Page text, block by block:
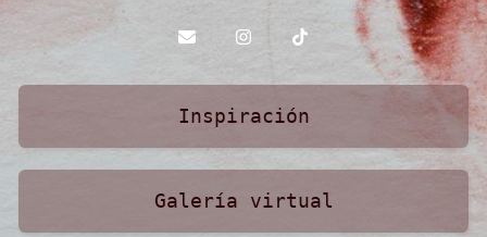
Inspiración
Galería virtual